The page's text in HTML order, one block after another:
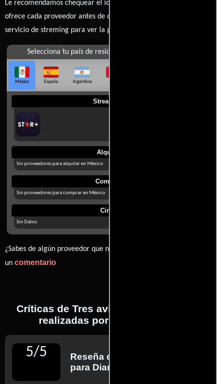
Le recomendamos chequear el idioma, doblaje o subtítulos que
ofrece cada proveedor antes de comprar, alquilar o contratar un
servicio de streming para ver la películas.
Selecciona tu país de residencia
México España Argentina
Streaming
Alquilar
Sin proveedores para alquilar en México
Comprar
Sin proveedores para comprar en México
Cines
Sin Datos
¿Sabes de algún proveedor que no estamos mostrando? déjanos
un comentario
Críticas de Tres avisos por un crimen
realizadas por profesionales
5/5 Reseña de
para Diario El Mundo